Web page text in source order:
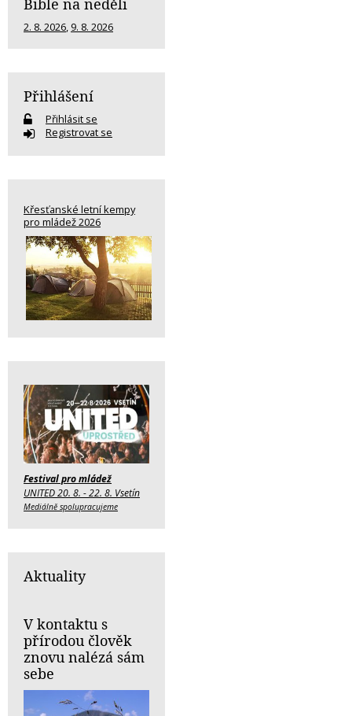
Bible na neděli
2. 8. 2026, 9. 8. 2026
Přihlášení
Přihlásit se
Registrovat se
Křesťanské letní kempy
pro mládež 2026
Festival pro mládež
UNITED 20. 8. - 22. 8. Vsetín
Mediálně spolupracujeme
Aktuality
V kontaktu s
přírodou člověk
znovu nalézá sám
sebe